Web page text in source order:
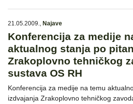
21.05.2009., Najave
Konferencija za medije
aktualnog stanja po
Zrakoplovno tehničkog
sustava OS RH
Konferencija za medije na temu
izdvajanja Zrakoplovno tehničkog